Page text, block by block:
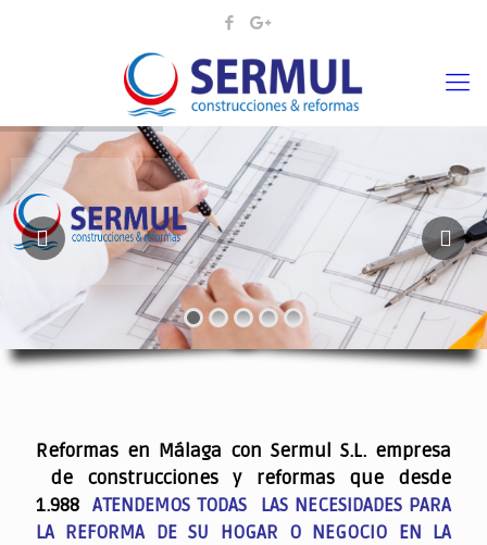
¡¡DAMOS VIDA A SUS
Reformas en Málaga con Sermul S.L. empresa
de construcciones y reformas que desde
1.988ATENDEMOS TODAS LAS NECESIDADES PARA
LA REFORMA DE SU HOGAR O NEGOCIO EN LA